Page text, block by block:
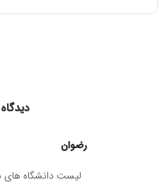
دیدگاه
رضوان
لیست دانشگاه های